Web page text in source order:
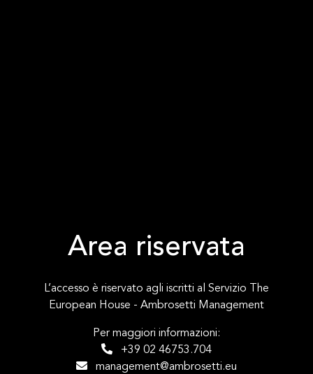
Area riservata
L’accesso è riservato agli iscritti al Servizio The
European House - Ambrosetti Management
Per maggiori informazioni:
+39 02 46753.704
management@ambrosetti.eu